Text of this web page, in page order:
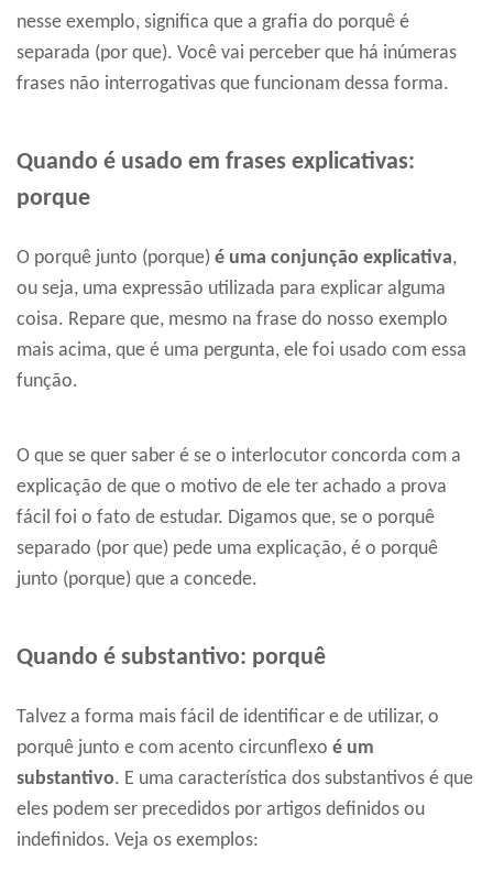
nesse exemplo, significa que a grafia do porquê é
separada (por que). Você vai perceber que há inúmeras
frases não interrogativas que funcionam dessa forma.
Quando é usado em frases explicativas:
porque
O porquê junto (porque) é uma conjunção explicativa,
ou seja, uma expressão utilizada para explicar alguma
coisa. Repare que, mesmo na frase do nosso exemplo
mais acima, que é uma pergunta, ele foi usado com essa
função.
O que se quer saber é se o interlocutor concorda com a
explicação de que o motivo de ele ter achado a prova
fácil foi o fato de estudar. Digamos que, se o porquê
separado (por que) pede uma explicação, é o porquê
junto (porque) que a concede.
Quando é substantivo: porquê
Talvez a forma mais fácil de identificar e de utilizar, o
porquê junto e com acento circunflexo é um
substantivo. E uma característica dos substantivos é que
eles podem ser precedidos por artigos definidos ou
indefinidos. Veja os exemplos: